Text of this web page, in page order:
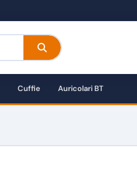
Cuffie Auricolari BT